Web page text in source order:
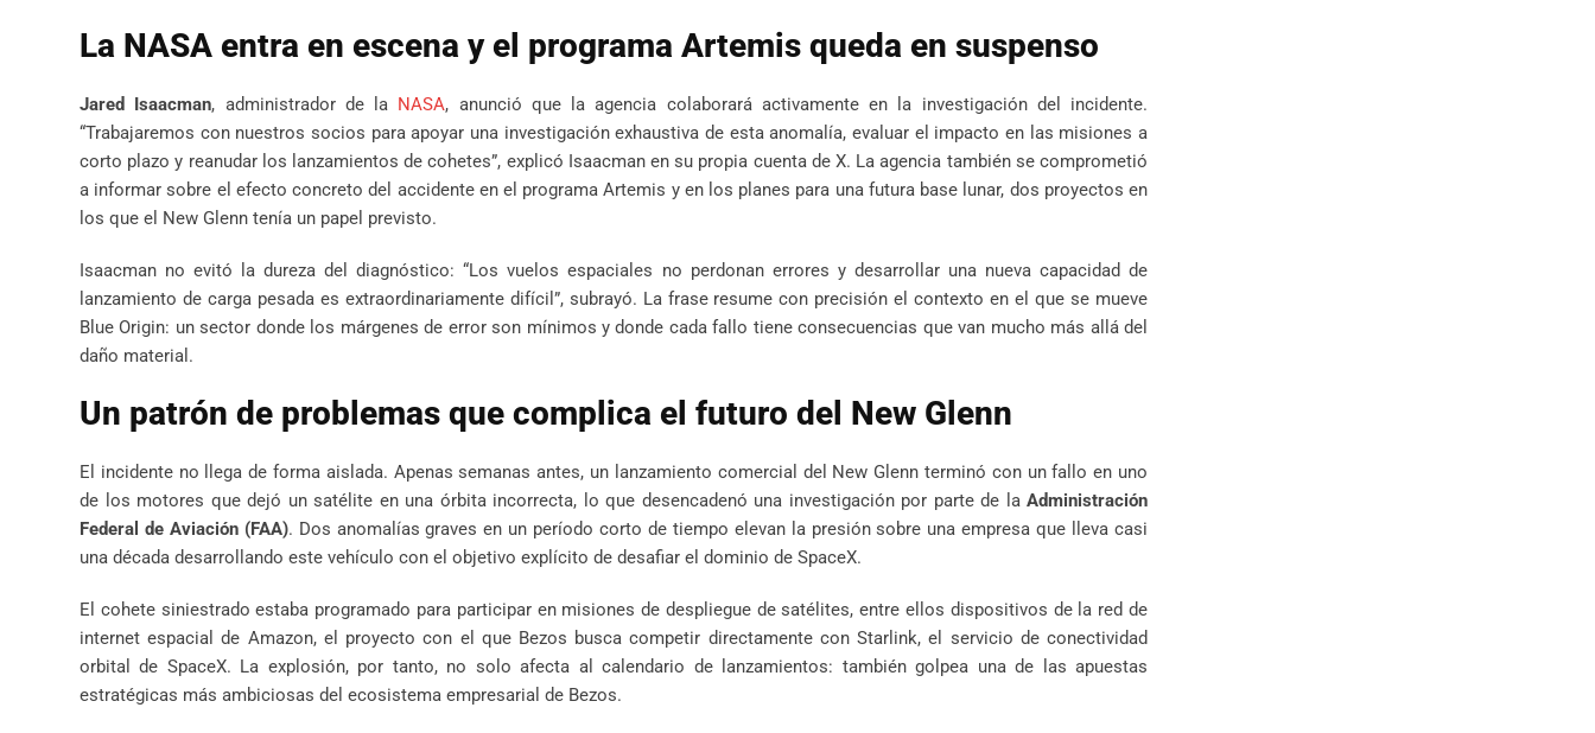
La NASA entra en escena y el programa Artemis queda en suspenso
Jared Isaacman, administrador de la NASA, anunció que la agencia colaborará activamente en la investigación del incidente.
“Trabajaremos con nuestros socios para apoyar una investigación exhaustiva de esta anomalía, evaluar el impacto en las misiones a
corto plazo y reanudar los lanzamientos de cohetes”, explicó Isaacman en su propia cuenta de X. La agencia también se comprometió
a informar sobre el efecto concreto del accidente en el programa Artemis y en los planes para una futura base lunar, dos proyectos en
los que el New Glenn tenía un papel previsto.
Isaacman no evitó la dureza del diagnóstico: “Los vuelos espaciales no perdonan errores y desarrollar una nueva capacidad de
lanzamiento de carga pesada es extraordinariamente difícil”, subrayó. La frase resume con precisión el contexto en el que se mueve
Blue Origin: un sector donde los márgenes de error son mínimos y donde cada fallo tiene consecuencias que van mucho más allá del
daño material.
Un patrón de problemas que complica el futuro del New Glenn
El incidente no llega de forma aislada. Apenas semanas antes, un lanzamiento comercial del New Glenn terminó con un fallo en uno
de los motores que dejó un satélite en una órbita incorrecta, lo que desencadenó una investigación por parte de la Administración
Federal de Aviación (FAA). Dos anomalías graves en un período corto de tiempo elevan la presión sobre una empresa que lleva casi
una década desarrollando este vehículo con el objetivo explícito de desafiar el dominio de SpaceX.
El cohete siniestrado estaba programado para participar en misiones de despliegue de satélites, entre ellos dispositivos de la red de
internet espacial de Amazon, el proyecto con el que Bezos busca competir directamente con Starlink, el servicio de conectividad
orbital de SpaceX. La explosión, por tanto, no solo afecta al calendario de lanzamientos: también golpea una de las apuestas
estratégicas más ambiciosas del ecosistema empresarial de Bezos.